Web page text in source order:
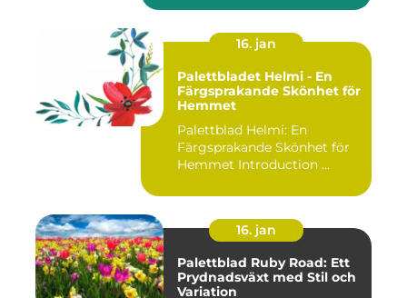
16. jan
Palettbladet Helmi - En
Färgsprakande Skönhet för
Hemmet
Palettblad Helmi: En
Färgsprakande Skönhet för
Hemmet Introduction ...
16. jan
Palettblad Ruby Road: Ett
Prydnadsväxt med Stil och
Variation